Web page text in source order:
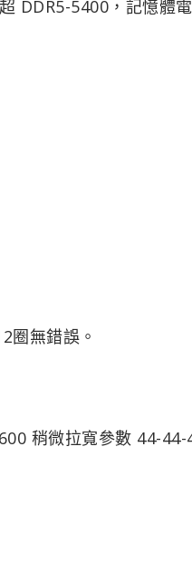
DDR5-5400，記憶體
圈無錯誤。
稍微拉寬參數 44-